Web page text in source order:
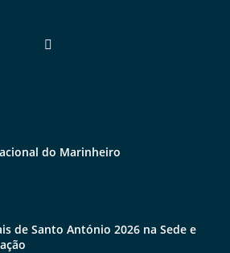
do Marinheiro
de Santo António 2026 na Sede e